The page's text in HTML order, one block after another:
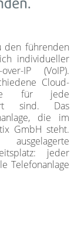
den führenden
individueller
IP (VoIP).
Cloud-
für jede
sind. Das
die im
GmbH steht.
jeder
Telefonanlage